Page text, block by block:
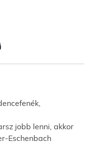
jobb lenni, akkor
Eschenbach